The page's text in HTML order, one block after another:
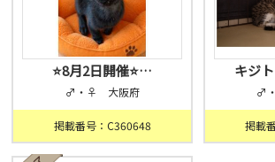
⭐️8月2日開催⭐…
♂・♀ 大阪府
掲載番号：C360648
キジ
♂
掲載